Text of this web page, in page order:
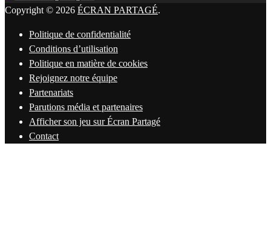
Copyright © 2026 ÉCRAN PARTAGÉ.
Politique de confidentialité
Conditions d’utilisation
Politique en matière de cookies
Rejoignez notre équipe
Partenariats
Parutions média et partenaires
Afficher son jeu sur Écran Partagé
Contact